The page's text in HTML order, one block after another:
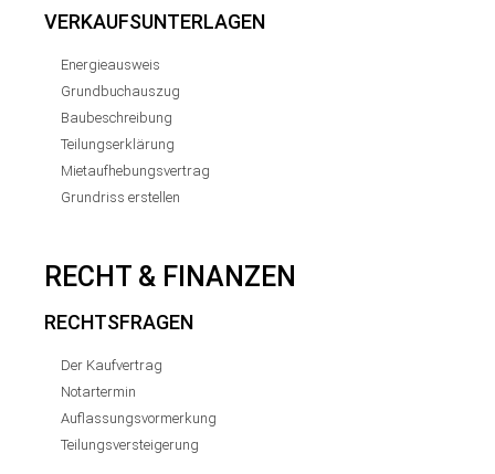
VERKAUFSUNTERLAGEN
Energieausweis
Grundbuchauszug
Baubeschreibung
Teilungserklärung
Mietaufhebungsvertrag
Grundriss erstellen
RECHT & FINANZEN
RECHTSFRAGEN
Der Kaufvertrag
Notartermin
Auflassungsvormerkung
Teilungsversteigerung